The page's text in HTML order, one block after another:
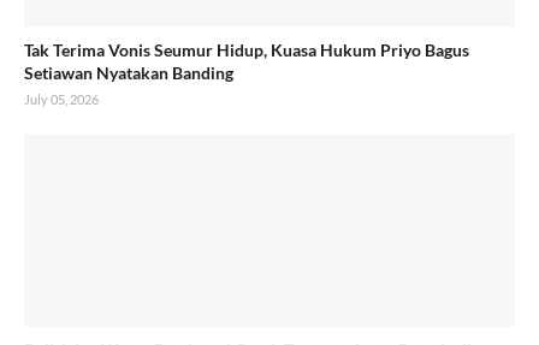
Tak Terima Vonis Seumur Hidup, Kuasa Hukum Priyo Bagus
Setiawan Nyatakan Banding
July 05, 2026